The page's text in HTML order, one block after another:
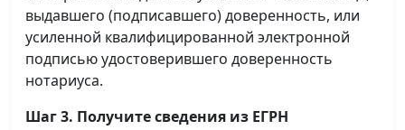
выдавшего (подписавшего) доверенность, или
усиленной квалифицированной электронной
подписью удостоверившего доверенность
нотариуса.
Шаг 3. Получите сведения из ЕГРН